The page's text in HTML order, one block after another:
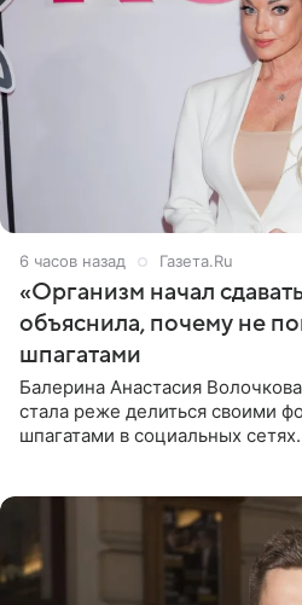
6 часов назад Газета.Ru
«Организм начал
объяснила, почему не
шпагатами
Балерина Анастасия
стала реже делиться своими
шпагатами в социальных